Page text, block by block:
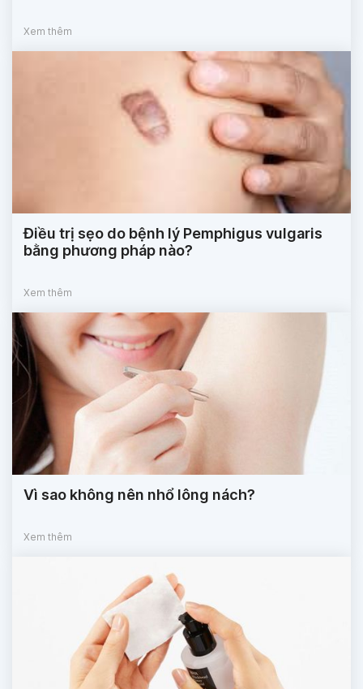
Xem thêm
Điều trị sẹo do bệnh lý Pemphigus vulgaris
bằng phương pháp nào?
Xem thêm
Vì sao không nên nhổ lông nách?
Xem thêm